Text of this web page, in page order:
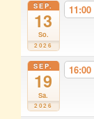
SEP.
13
So.
2026
11:00
SEP.
19
Sa.
2026
16:00